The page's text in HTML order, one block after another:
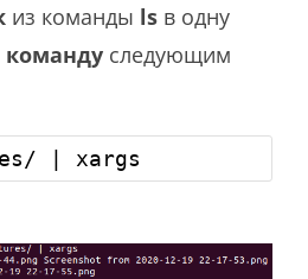
из команды ls в одну
команду следующим
| xargs